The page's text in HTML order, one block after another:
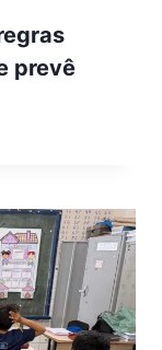
prevê